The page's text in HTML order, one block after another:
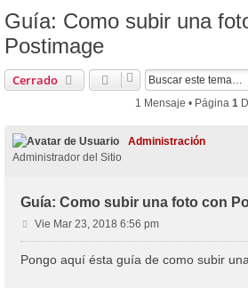
Guía: Como subir una
Postimage
Cerrado
1 Mensaje • Página 1
Administración
Administrador del Sitio
Guía: Como subir una foto con
M
e
Vie Mar 23, 2018 6:56 pm
Pongo aquí ésta guía de como subir